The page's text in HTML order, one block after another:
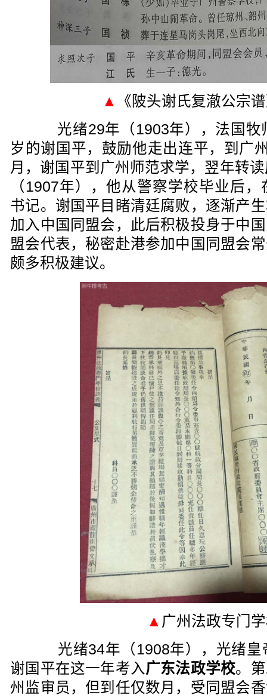
▲
《陂头谢氏复澈公宗
光绪29年（1903年），法国牧
岁的谢国平，鼓励他走出连平，到广
月，谢国平到广州师范求学，翌年转读
（1907年），他从警察学校毕业后
书记。谢国平目睹清廷腐败，逐渐产
加入中国同盟会，此后积极投身于中
盟会代表，秘密赴港参加中国同盟会
颇多积极建议。
▲ 广州法政专门
光绪34年（1908年），光绪皇
谢国平在这一年考入广东法政学校。
州监审员，但到任仅数月，受同盟会